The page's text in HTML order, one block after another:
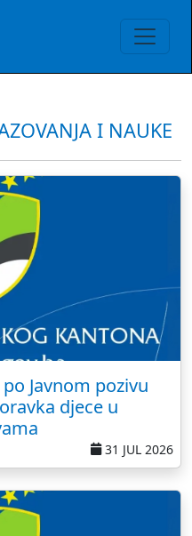
I NAUKE
Javnom pozivu
djece u
31 JUL 2026